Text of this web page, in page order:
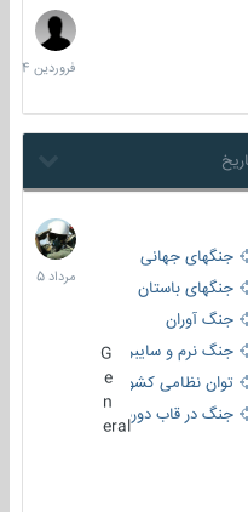
29
فروردین
1404
جنگهای جهانی
جنگهای باستان
جنگ آوران
جنگ نرم و سایبری
توان نظامی کشورها
جنگ در قاب دوربین
eral
9
مرداد
1405